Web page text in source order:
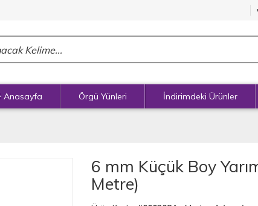
Anasayfa Örgü Yünleri İndirimdeki Ürünler
6 mm Küçük Boy
Metre)